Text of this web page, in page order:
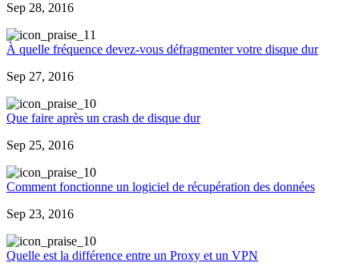
Sep 28, 2016
1
À quelle fréquence devez-vous défragmenter votre disque dur
Sep 27, 2016
0
Que faire après un crash de disque dur
Sep 25, 2016
0
Comment fonctionne un logiciel de récupération des données
Sep 23, 2016
0
Quelle est la différence entre un Proxy et un VPN